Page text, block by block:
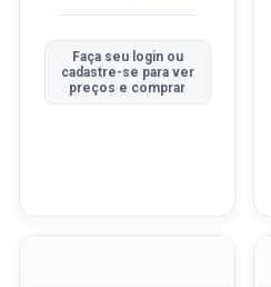
Faça seu login ou
cadastre-se para ver
preços e comprar